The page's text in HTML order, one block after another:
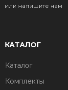
или напишите нам
КАТАЛОГ
Каталог
Комплекты